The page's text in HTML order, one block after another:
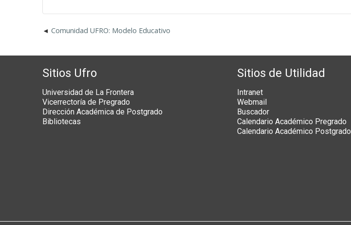
Comunidad UFRO: Modelo Educativo
Sitios Ufro
Universidad de La Frontera
Vicerrectoría de Pregrado
Dirección Académica de Postgrado
Bibliotecas
Sitios de Utilidad
Intranet
Webmail
Buscador
Calendario Académico Pregrado
Calendario Académico Postgrado